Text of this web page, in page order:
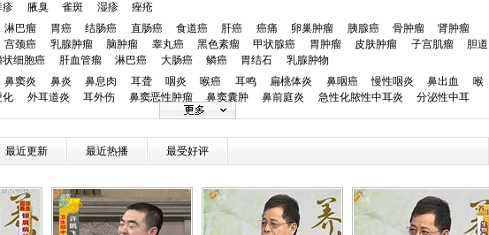
疹 腋臭 雀斑 湿疹
痤疮
淋巴瘤 胃癌 结肠癌 直肠癌 食道癌 肝癌 癌痛 卵巢肿瘤 胰腺癌 骨肿瘤
肾肿瘤
宫颈癌 乳腺肿瘤 脑肿瘤 睾丸癌 黑色素瘤 甲状腺癌 胃肿瘤 皮肤肿瘤 子宫肌瘤
胆道
状细胞癌 肝血管瘤 淋巴癌 大肠癌 鳞癌 胃结石
乳腺肿物
鼻窦炎 鼻炎 鼻息肉 耳聋 咽炎 喉癌 耳鸣 扁桃体炎 鼻咽癌 慢性咽炎 鼻出血
喉
化 外耳道炎 耳外伤 鼻窦恶性肿瘤 鼻窦囊肿 鼻前庭炎 急性化脓性中耳炎
分泌性中耳
青光眼 视网膜脱落 斜视 近视 眼底病 弱视 角膜炎 黄斑变性 糖尿病视网膜病变
结膜
病 干眼症 麦粒肿 小儿斜视 眼睑炎症
高血压 心律失常 房颤 心衰 心肌炎 先天性心脏病 心肌病 心肌梗死 心绞痛
心肌缺
脂 心脏神经官能症 动脉粥样硬化 低血压 主肺动脉间隔缺损
混合性心绞痛
心脏骤停 窦性心律不齐 颈动脉狭窄 静脉曲张 心脏病
坏血病
最近更新 最近热播 最受好评